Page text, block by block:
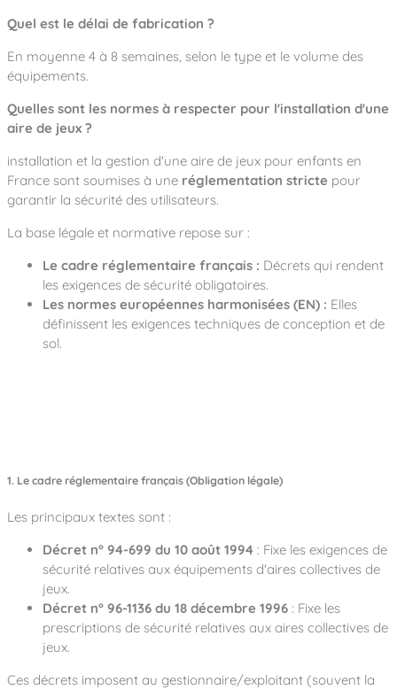
Quel est le délai de fabrication ?
En moyenne 4 à 8 semaines, selon le type et le volume des
équipements.
Quelles sont les normes à respecter pour l'installation d'une
aire de jeux ?
installation et la gestion d'une aire de jeux pour enfants en
France sont soumises à une réglementation stricte pour
garantir la sécurité des utilisateurs.
La base légale et normative repose sur :
Le cadre réglementaire français : Décrets qui rendent
les exigences de sécurité obligatoires.
Les normes européennes harmonisées (EN) : Elles
définissent les exigences techniques de conception et de
sol.
1. Le cadre réglementaire français (Obligation légale)
Les principaux textes sont :
Décret n° 94-699 du 10 août 1994 : Fixe les exigences de
sécurité relatives aux équipements d'aires collectives de
jeux.
Décret n° 96-1136 du 18 décembre 1996 : Fixe les
prescriptions de sécurité relatives aux aires collectives de
jeux.
Ces décrets imposent au gestionnaire/exploitant (souvent la